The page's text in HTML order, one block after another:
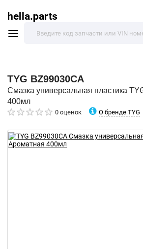
hella.parts
TYG BZ99030CA
Смазка универсальная пластика
400мл
0 оценок О бренде TYG